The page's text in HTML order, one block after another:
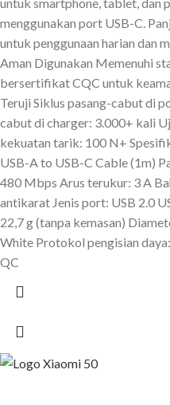
menggunakan port USB-C.
untuk penggunaan harian dan
Aman Digunakan Memenuhi
bersertifikat CQC untuk
Teruji Siklus pasang-cabut di
cabut di charger: 3.000+ kali
kekuatan tarik: 100 N+
USB-A to USB-C Cable (1m)
480 Mbps Arus terukur: 3 A
antikarat Jenis port: USB 2.0
22,7 g (tanpa kemasan)
White Protokol pengisian
QC